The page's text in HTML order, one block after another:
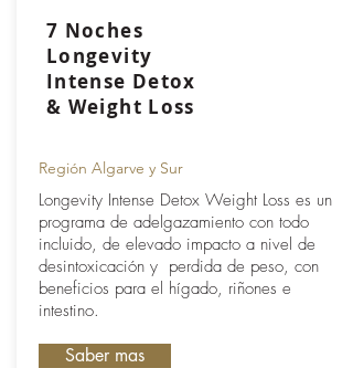
7 Noches
Longevity
Intense Detox
& Weight Loss
Región Algarve y Sur
Longevity Intense Detox Weight Loss es un
programa de adelgazamiento con todo
incluido, de elevado impacto a nivel de
desintoxicación y perdida de peso, con
beneficios para el hígado, riñones e
intestino.
Saber mas